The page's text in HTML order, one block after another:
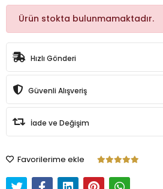
Ürün stokta bulunmamaktadır.
Hızlı Gönderi
Güvenli Alışveriş
İade ve Değişim
Favorilerime ekle